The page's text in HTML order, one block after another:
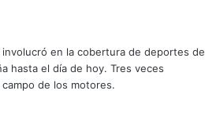
en la cobertura de deportes de
hasta el día de hoy. Tres veces
de los motores.